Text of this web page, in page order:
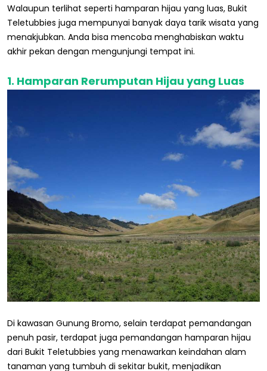
Walaupun terlihat seperti hamparan hijau yang luas, Bukit
Teletubbies juga mempunyai banyak daya tarik wisata yang
menakjubkan. Anda bisa mencoba menghabiskan waktu
akhir pekan dengan mengunjungi tempat ini.
1. Hamparan Rerumputan Hijau yang Luas
Di kawasan Gunung Bromo, selain terdapat pemandangan
penuh pasir, terdapat juga pemandangan hamparan hijau
dari Bukit Teletubbies yang menawarkan keindahan alam
tanaman yang tumbuh di sekitar bukit, menjadikan